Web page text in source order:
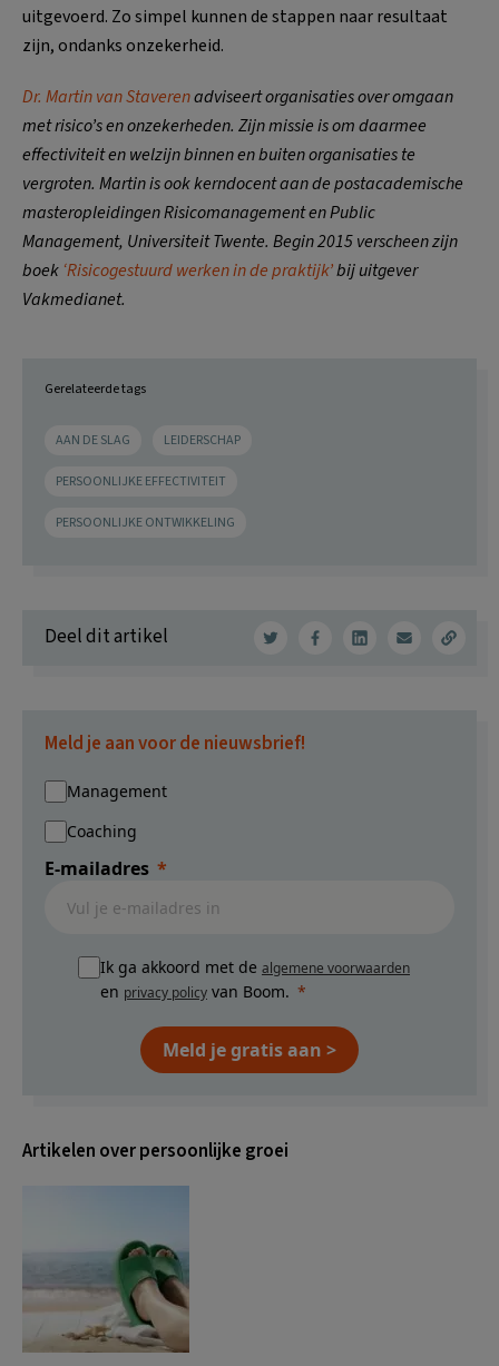
uitgevoerd. Zo simpel kunnen de stappen naar resultaat
zijn, ondanks onzekerheid.
Dr. Martin van Staverenadviseert organisaties over omgaan
met risico’s en onzekerheden. Zijn missie is om daarmee
effectiviteit en welzijn binnen en buiten organisaties te
vergroten. Martin is ook kerndocent aan de postacademische
masteropleidingen Risicomanagement en Public
Management, Universiteit Twente. Begin 2015 verscheen zijn
boek ‘Risicogestuurd werken in de praktijk’bij uitgever
Vakmedianet.
Gerelateerde tags
AAN DE SLAG LEIDERSCHAP
PERSOONLIJKE EFFECTIVITEIT
PERSOONLIJKE ONTWIKKELING
Deel dit artikel
Meld je aan voor de nieuwsbrief!
Management
Coaching
E-mailadres
Ik ga akkoord met de algemene voorwaarden
en privacy policy van Boom.
Meld je gratis aan >
Artikelen over persoonlijke groei